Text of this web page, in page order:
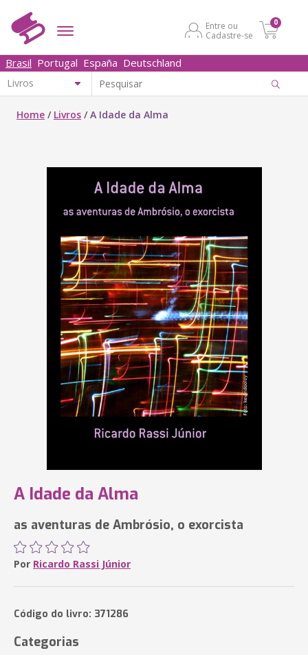
Entre ou
Cadastre-se
0
Brasil Portugal España Deutschland
Home / Livros /A Idade da Alma
A Idade da Alma
as aventuras de Ambrósio, o exorcista
Por Ricardo Rassi Júnior
Código do livro: 371286
Categorias